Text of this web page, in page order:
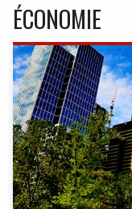
ÉCONOMIE